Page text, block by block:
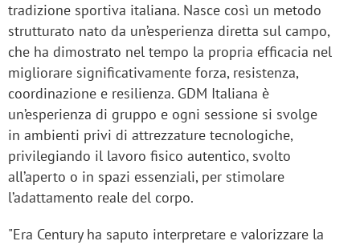
tradizione sportiva italiana. Nasce così un metodo
strutturato nato da un’esperienza diretta sul campo,
che ha dimostrato nel tempo la propria efficacia nel
migliorare significativamente forza, resistenza,
coordinazione e resilienza. GDM Italiana è
un’esperienza di gruppo e ogni sessione si svolge
in ambienti privi di attrezzature tecnologiche,
privilegiando il lavoro fisico autentico, svolto
all’aperto o in spazi essenziali, per stimolare
l’adattamento reale del corpo.
"Era Century ha saputo interpretare e valorizzare la